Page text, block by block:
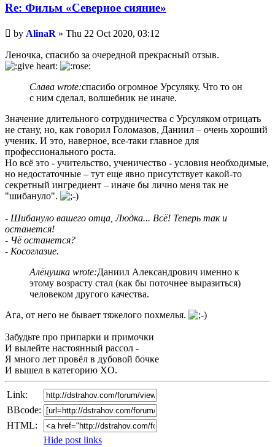
Re: Фильм «Северное сияние»
Unread
post
by AlinaR » Thu 22 Oct 2020, 03:12
Леночка, спасибо за очередной прекрасный отзыв.
Слава wrote:спасибо огромное Урсуляку. Что то он
с ним сделал, волшебник не иначе.
Значение длительного сотрудничества с Урсуляком отрицать
не стану, но, как говорил Голомазов, Даниил – очень хороший
ученик. И это, наверное, все-таки главное для
профессионального роста.
Но всё это - учительство, ученичество - условия необходимые,
но недостаточные – тут еще явно присутствует какой-то
секретный ингредиент – иначе бы лично меня так не
"шибануло".
- Шибануло вашего отца, Людка... Всё! Теперь так и
останется!
- Чё останется?
- Косоглазие.
Алёнушка wrote:Даниил Александрович именно к
этому возрасту стал (как бы поточнее выразиться)
человеком другого качества.
Ага, от него не бывает тяжелого похмелья.
Забудьте про припарки и примочки
И вылейте настоянный рассол -
Я много лет провёл в дубовой бочке
И вышел в категорию XO.
Link:
BBcode:
HTML:
Hide post links